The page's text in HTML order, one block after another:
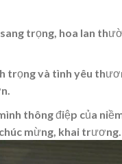
trọng, hoa lan
trọng và tình yêu
thông điệp của
mừng, khai trương.